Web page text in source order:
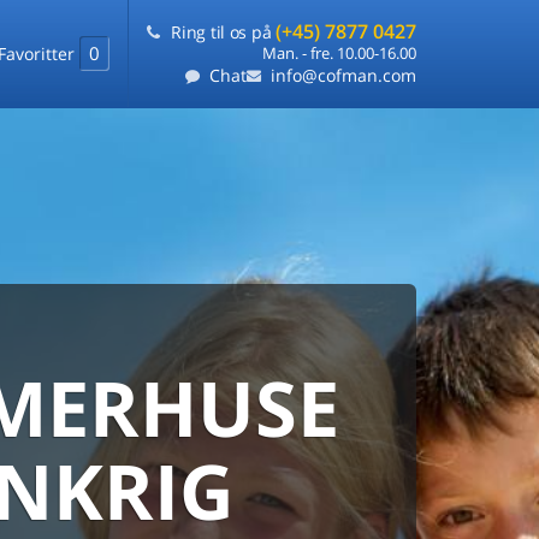
Favoritter 0
Ring til os på (+45) 7877 0427
Man. - fre. 10.00-16.00
Chat info@cofman.com
samlet på ét sted